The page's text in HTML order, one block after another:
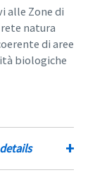
alle Zone di
natura
di aree
biologiche
+